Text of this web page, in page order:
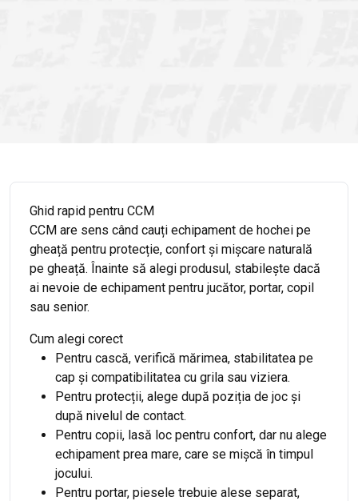
Ghid rapid pentru CCM
CCM are sens când cauți echipament de hochei pe
gheață pentru protecție, confort și mișcare naturală
pe gheață. Înainte să alegi produsul, stabilește dacă
ai nevoie de echipament pentru jucător, portar, copil
sau senior.
Cum alegi corect
Pentru cască, verifică mărimea, stabilitatea pe
cap și compatibilitatea cu grila sau viziera.
Pentru protecții, alege după poziția de joc și
după nivelul de contact.
Pentru copii, lasă loc pentru confort, dar nu alege
echipament prea mare, care se mișcă în timpul
jocului.
Pentru portar, piesele trebuie alese separat,